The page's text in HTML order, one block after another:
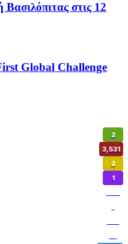
στις 12
Global Challenge
2
3,531
2
1